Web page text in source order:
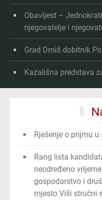
Obavijest –
njegovatelje i
Grad Drniš dobitnik
Kazališna predstava
Rješenje o prijmu
Rang lista
neodređeno
gospodarstvo i
mjesto Viši stručni